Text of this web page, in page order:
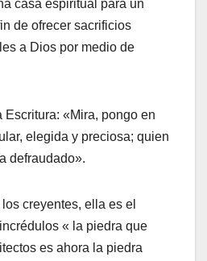
casa espiritual para un
de ofrecer sacrificios
a Dios por medio de
Escritura: «Mira, pongo en
elegida y preciosa; quien
defraudado».
creyentes, ella es el
« la piedra que
es ahora la piedra